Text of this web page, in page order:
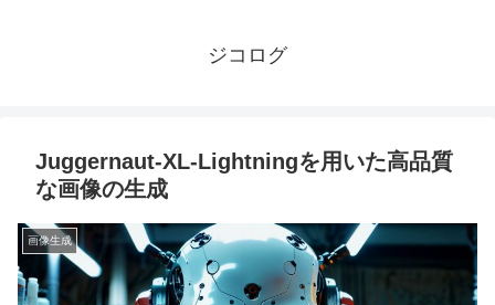
ジコログ
Juggernaut-XL-Lightningを用いた高品質
な画像の生成
画像生成